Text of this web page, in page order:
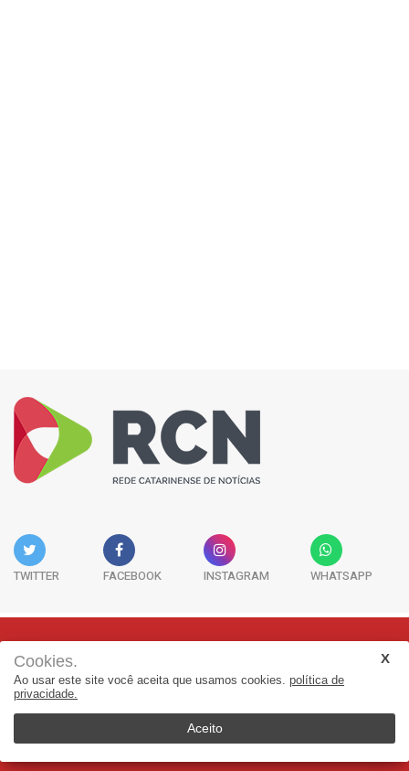
TWITTER FACEBOOK INSTAGRAM WHATSAPP
Rua Adolfo Melo, 38 - Sala 902 - Centro | Florianópolis-SC | CEP:
88015-090
(48) 3298-7979 | jornalismo@adjorisc.com.br
© 2025, Rede Catarinense de Noticias - RCN. Todos os direitos
Cookies.
Ao usar este site você aceita que usamos cookies. política de
privacidade.
Aceito